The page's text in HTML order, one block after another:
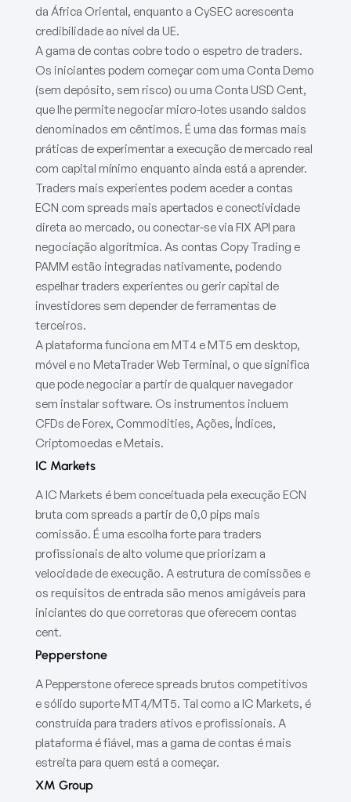
da África Oriental, enquanto a CySEC acrescenta
credibilidade ao nível da UE.
A gama de contas cobre todo o espetro de traders.
Os iniciantes podem começar com uma Conta Demo
(sem depósito, sem risco) ou uma Conta USD Cent,
que lhe permite negociar micro-lotes usando saldos
denominados em cêntimos. É uma das formas mais
práticas de experimentar a execução de mercado real
com capital mínimo enquanto ainda está a aprender.
Traders mais experientes podem aceder a contas
ECN com spreads mais apertados e conectividade
direta ao mercado, ou conectar-se via FIX API para
negociação algorítmica. As contas Copy Trading e
PAMM estão integradas nativamente, podendo
espelhar traders experientes ou gerir capital de
investidores sem depender de ferramentas de
terceiros.
A plataforma funciona em MT4 e MT5 em desktop,
móvel e no MetaTrader Web Terminal, o que significa
que pode negociar a partir de qualquer navegador
sem instalar software. Os instrumentos incluem
CFDs de Forex, Commodities, Ações, Índices,
Criptomoedas e Metais.
IC Markets
A IC Markets é bem conceituada pela execução ECN
bruta com spreads a partir de 0,0 pips mais
comissão. É uma escolha forte para traders
profissionais de alto volume que priorizam a
velocidade de execução. A estrutura de comissões e
os requisitos de entrada são menos amigáveis para
iniciantes do que corretoras que oferecem contas
cent.
Pepperstone
A Pepperstone oferece spreads brutos competitivos
e sólido suporte MT4/MT5. Tal como a IC Markets, é
construída para traders ativos e profissionais. A
plataforma é fiável, mas a gama de contas é mais
estreita para quem está a começar.
XM Group